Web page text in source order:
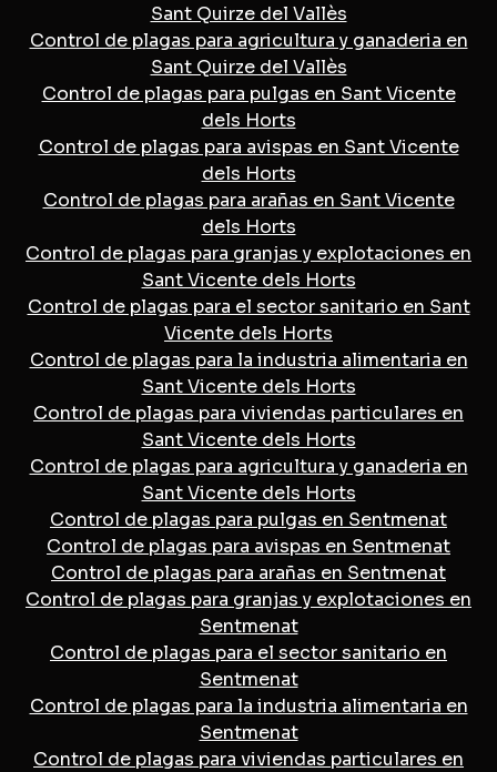
Sant Quirze del Vallès
Control de plagas para agricultura y ganaderia en
Sant Quirze del Vallès
Control de plagas para pulgas en Sant Vicente
dels Horts
Control de plagas para avispas en Sant Vicente
dels Horts
Control de plagas para arañas en Sant Vicente
dels Horts
Control de plagas para granjas y explotaciones en
Sant Vicente dels Horts
Control de plagas para el sector sanitario en Sant
Vicente dels Horts
Control de plagas para la industria alimentaria en
Sant Vicente dels Horts
Control de plagas para viviendas particulares en
Sant Vicente dels Horts
Control de plagas para agricultura y ganaderia en
Sant Vicente dels Horts
Control de plagas para pulgas en Sentmenat
Control de plagas para avispas en Sentmenat
Control de plagas para arañas en Sentmenat
Control de plagas para granjas y explotaciones en
Sentmenat
Control de plagas para el sector sanitario en
Sentmenat
Control de plagas para la industria alimentaria en
Sentmenat
Control de plagas para viviendas particulares en